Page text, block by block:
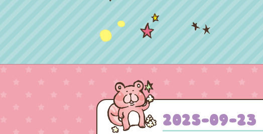
2025-09-23